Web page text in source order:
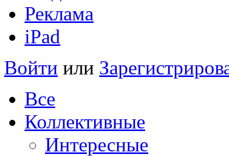
Реклама
iPad
Войти или
Все
Коллективные
Интересные